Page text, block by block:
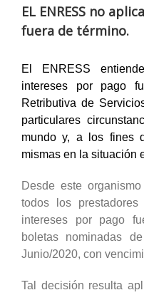
EL ENRESS no
fuera de término.
El ENRESS
intereses por pago
Retributiva de
particulares
mundo y, a los fines
mismas en la situación
Desde este
todos los
intereses por pago
boletas nominadas
Junio/2020, con
Tal decisión resulta